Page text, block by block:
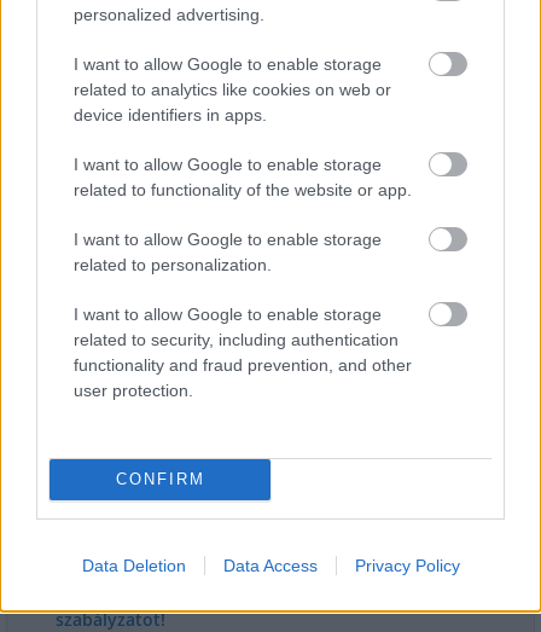
personalized advertising.
I want to allow Google to enable storage
related to analytics like cookies on web or
device identifiers in apps.
I want to allow Google to enable storage
related to functionality of the website or app.
I want to allow Google to enable storage
related to personalization.
I want to allow Google to enable storage
related to security, including authentication
functionality and fraud prevention, and other
user protection.
CONFIRM
Data Deletion Data Access Privacy Policy
Egyetlen, fél évszázados vezetéken
múlt Bicske vízellátása
Épített öröksége megújításával is készül
Mohács a csata ötszázadik
HÍRLEVÉL
E-mail cím
szabályzatot!